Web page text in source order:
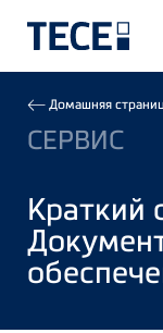
Домашняя
СЕРВИС
Краткий